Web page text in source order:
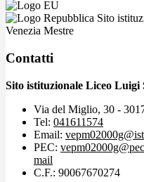
Sito
Venezia Mestre
Contatti
Sito istituzionale Liceo Luigi
Via del Miglio, 30 -
Tel: 041611574
Email:
PEC:
mail
C.F.: 90067670274